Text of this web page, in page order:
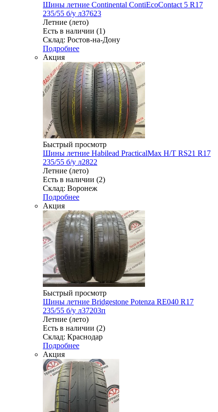
Шины летние Continental ContiEcoContact 5 R17
235/55 б/у л37623
Летние (лето)
Есть в наличии (1)
Склад: Ростов-на-Дону
Подробнее
Акция
Быстрый просмотр
Шины летние Habilead PracticalMax H/T RS21 R17
235/55 б/у л2822
Летние (лето)
Есть в наличии (2)
Склад: Воронеж
Подробнее
Акция
Быстрый просмотр
Шины летние Bridgestone Potenza RE040 R17
235/55 б/у л37203п
Летние (лето)
Есть в наличии (2)
Склад: Краснодар
Подробнее
Акция